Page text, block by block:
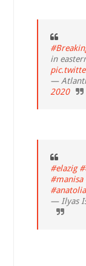
in
—
2020
#elazig
#manisa
#anatolia
— Ilyas